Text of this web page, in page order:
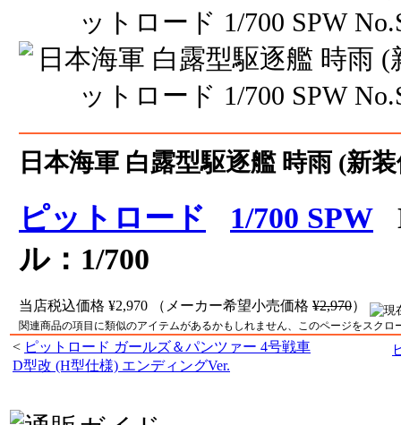
日本海軍 白露型駆逐艦 時雨 (新
ピットロード 1/700 SPW
ル：1/700
当店税込価格 ¥2,970 （メーカー希望小売価格 ¥2,970）
関連商品の項目に類似のアイテムがあるかもしれません、このページをスクロ
< ピットロード ガールズ＆パンツァー 4号戦車
D型改 (H型仕様) エンディングVer.